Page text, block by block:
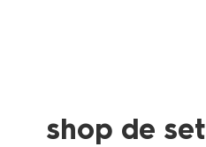
shop de set